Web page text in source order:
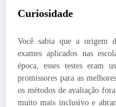
Curiosidade
Você sabia que a origem
exames aplicados nas
época, esses testes eram
promissores para as
os métodos de avaliação
muito mais inclusivo e